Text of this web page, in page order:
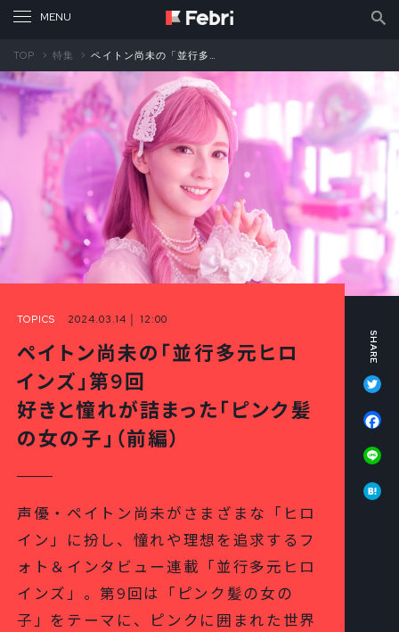
TOP 特集 ペイトン尚未の「並行多元ヒロインズ」第9回 好きと憧れが詰まった「ピンク髪の女の子」（前編）
TOPICS 2024.03.14 │ 12:00
ペイトン尚未の「並行多元ヒロ
インズ」第9回
好きと憧れが詰まった「ピンク髪
の女の子」（前編）
声優・ペイトン尚未がさまざまな「ヒロ
イン」に扮し、憧れや理想を追求するフ
ォト＆インタビュー連載「並行多元ヒロ
インズ」。第9回は「ピンク髪の女の
子」をテーマに、ピンクに囲まれた世界